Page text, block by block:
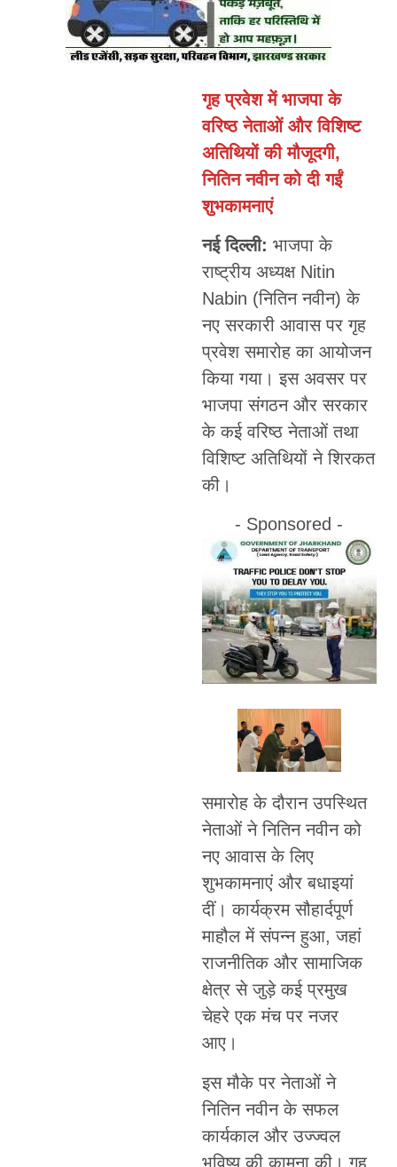
गृह प्रवेश में भाजपा के
वरिष्ठ नेताओं और विशिष्ट
अतिथियों की मौजूदगी,
नितिन नवीन को दी गईं
शुभकामनाएं
नई दिल्ली: भाजपा के
राष्ट्रीय अध्यक्ष Nitin
Nabin (नितिन नवीन) के
नए सरकारी आवास पर गृह
प्रवेश समारोह का आयोजन
किया गया। इस अवसर पर
भाजपा संगठन और सरकार
के कई वरिष्ठ नेताओं तथा
विशिष्ट अतिथियों ने शिरकत
की।
- Sponsored -
समारोह के दौरान उपस्थित
नेताओं ने नितिन नवीन को
नए आवास के लिए
शुभकामनाएं और बधाइयां
दीं। कार्यक्रम सौहार्दपूर्ण
माहौल में संपन्न हुआ, जहां
राजनीतिक और सामाजिक
क्षेत्र से जुड़े कई प्रमुख
चेहरे एक मंच पर नजर
आए।
इस मौके पर नेताओं ने
नितिन नवीन के सफल
कार्यकाल और उज्ज्वल
भविष्य की कामना की। गृह